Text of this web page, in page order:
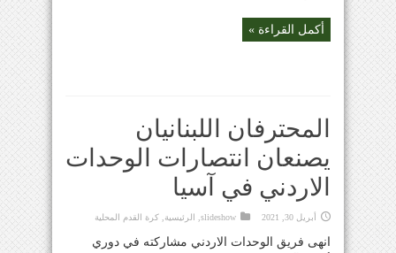
أكمل القراءة »
المحترفان اللبنانيان
يصنعان انتصارات الوحدات
الاردني في آسيا
أبريل 30, 2021 slideshow الرئيسية كرة القدم المحلية
انهى فريق الوحدات الاردني مشاركته في دوري